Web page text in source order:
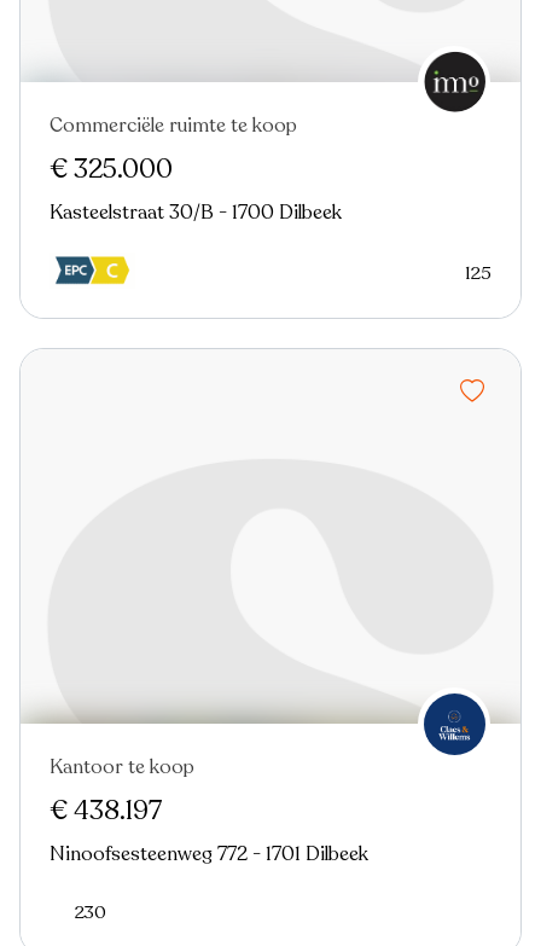
Commerciële ruimte te koop
€ 325.000
Kasteelstraat 30/B - 1700 Dilbeek
125
Kantoor te koop
€ 438.197
Ninoofsesteenweg 772 - 1701 Dilbeek
230